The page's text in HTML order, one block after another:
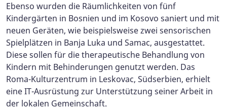
Ebenso wurden die Räumlichkeiten von fünf
Kindergärten in Bosnien und im Kosovo saniert und mit
neuen Geräten, wie beispielsweise zwei sensorischen
Spielplätzen in Banja Luka und Samac, ausgestattet.
Diese sollen für die therapeutische Behandlung von
Kindern mit Behinderungen genutzt werden. Das
Roma-Kulturzentrum in Leskovac, Südserbien, erhielt
eine IT-Ausrüstung zur Unterstützung seiner Arbeit in
der lokalen Gemeinschaft.